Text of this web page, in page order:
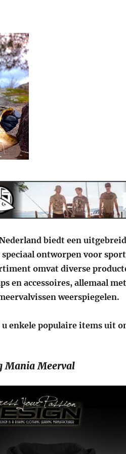
biedt een
ontworpen voor
omvat diverse
en accessoires, allemaal
weerspiegelen.
enkele populaire items uit
Mania Meerval